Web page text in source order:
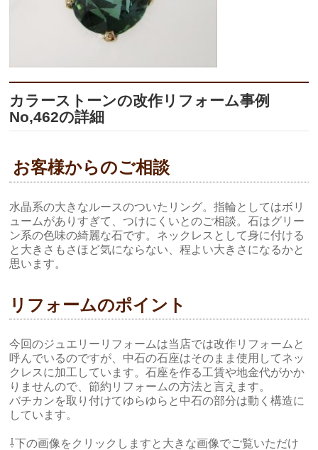
カラーストーンの改作リフォーム事例
No,462の詳細
お客様からのご相談
水晶系の大きなルースのついたリング。指輪としてはボリ
ュームがありすぎて、つけにくいとのご相談。石はグリー
ン系の色味の綺麗な石です。ネックレスとして身に付ける
と大きさもさほど気にならない、程よい大きさになるかと
思います。
リフォームのポイント
今回のジュエリーリフォームは当店では改作リフォームと
呼んでいるのですが、中石の石座はそのまま使用してネッ
クレスに加工しています。石座を作る工賃や地金代がかか
りませんので、節約リフォームの方法と言えます。
バチカンを取り付けてゆらゆらと中石の部分は動く構造に
しています。
⇩下の画像をクリックしますと大きな画像でご覧いただけ